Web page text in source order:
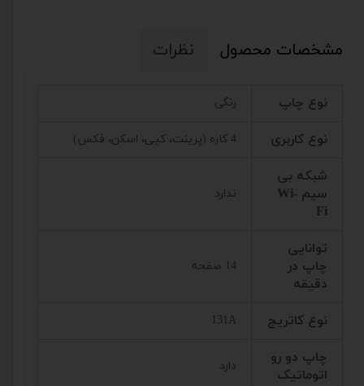
مشخصات محصول نظرات
نوع چاپ رنگی
نوع کاربری 4 کاره (پرینت، کپی، اسکن، فکس)
شبکه بی
سیم Wi-
Fi
ندارد
توانایی
چاپ در
دقیقه
14 صفحه
نوع کاتریج 131A
چاپ دو رو
اتوماتیک
دارد